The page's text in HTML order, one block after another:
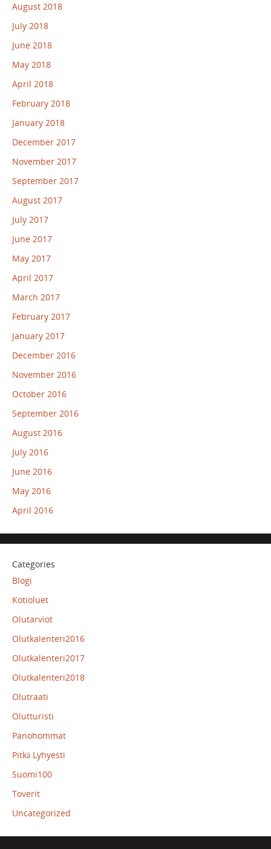
August 2018
July 2018
June 2018
May 2018
April 2018
February 2018
January 2018
December 2017
November 2017
September 2017
August 2017
July 2017
June 2017
May 2017
April 2017
March 2017
February 2017
January 2017
December 2016
November 2016
October 2016
September 2016
August 2016
July 2016
June 2016
May 2016
April 2016
Categories
Blogi
Kotioluet
Olutarviot
Olutkalenteri2016
Olutkalenteri2017
Olutkalenteri2018
Olutraati
Olutturisti
Panohommat
Pitkä Lyhyesti
Suomi100
Toverit
Uncategorized